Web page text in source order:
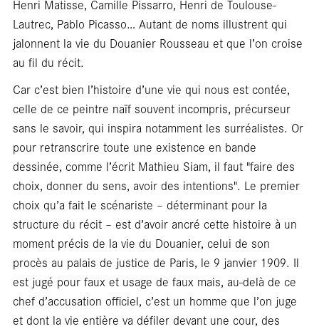
Henri Matisse, Camille Pissarro, Henri de Toulouse-
Lautrec, Pablo Picasso… Autant de noms illustrent qui
jalonnent la vie du Douanier Rousseau et que l’on croise
au fil du récit.
Car c’est bien l’histoire d’une vie qui nous est contée,
celle de ce peintre naïf souvent incompris, précurseur
sans le savoir, qui inspira notamment les surréalistes. Or
pour retranscrire toute une existence en bande
dessinée, comme l’écrit Mathieu Siam, il faut "faire des
choix, donner du sens, avoir des intentions". Le premier
choix qu’a fait le scénariste – déterminant pour la
structure du récit – est d’avoir ancré cette histoire à un
moment précis de la vie du Douanier, celui de son
procès au palais de justice de Paris, le 9 janvier 1909. Il
est jugé pour faux et usage de faux mais, au-delà de ce
chef d’accusation officiel, c’est un homme que l’on juge
et dont la vie entière va défiler devant une cour, des